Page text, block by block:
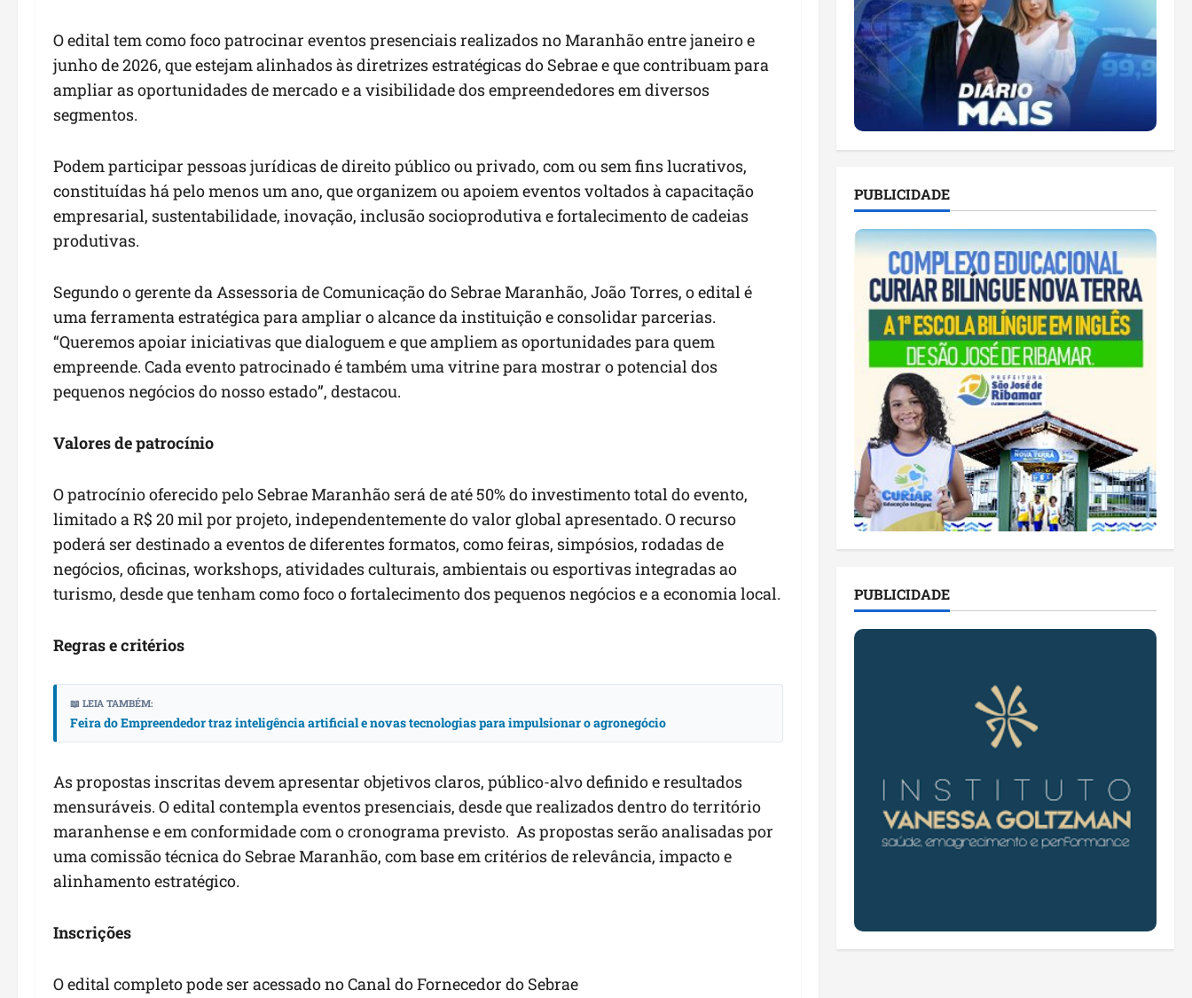
O edital tem como foco patrocinar eventos presenciais realizados no Maranhão entre janeiro e
junho de 2026, que estejam alinhados às diretrizes estratégicas do Sebrae e que contribuam para
ampliar as oportunidades de mercado e a visibilidade dos empreendedores em diversos
segmentos.
Podem participar pessoas jurídicas de direito público ou privado, com ou sem fins lucrativos,
constituídas há pelo menos um ano, que organizem ou apoiem eventos voltados à capacitação
empresarial, sustentabilidade, inovação, inclusão socioprodutiva e fortalecimento de cadeias
produtivas.
Segundo o gerente da Assessoria de Comunicação do Sebrae Maranhão, João Torres, o edital é
uma ferramenta estratégica para ampliar o alcance da instituição e consolidar parcerias.
“Queremos apoiar iniciativas que dialoguem e que ampliem as oportunidades para quem
empreende. Cada evento patrocinado é também uma vitrine para mostrar o potencial dos
pequenos negócios do nosso estado”, destacou.
Valores de patrocínio
O patrocínio oferecido pelo Sebrae Maranhão será de até 50% do investimento total do evento,
limitado a R$ 20 mil por projeto, independentemente do valor global apresentado. O recurso
poderá ser destinado a eventos de diferentes formatos, como feiras, simpósios, rodadas de
negócios, oficinas, workshops, atividades culturais, ambientais ou esportivas integradas ao
turismo, desde que tenham como foco o fortalecimento dos pequenos negócios e a economia local.
Regras e critérios
📖 LEIA TAMBÉM:
Feira do Empreendedor traz inteligência artificial e novas tecnologias para impulsionar o agronegócio
As propostas inscritas devem apresentar objetivos claros, público-alvo definido e resultados
mensuráveis. O edital contempla eventos presenciais, desde que realizados dentro do território
maranhense e em conformidade com o cronograma previsto. As propostas serão analisadas por
uma comissão técnica do Sebrae Maranhão, com base em critérios de relevância, impacto e
alinhamento estratégico.
Inscrições
O edital completo pode ser acessado no Canal do Fornecedor do Sebrae
PUBLICIDADE
PUBLICIDADE